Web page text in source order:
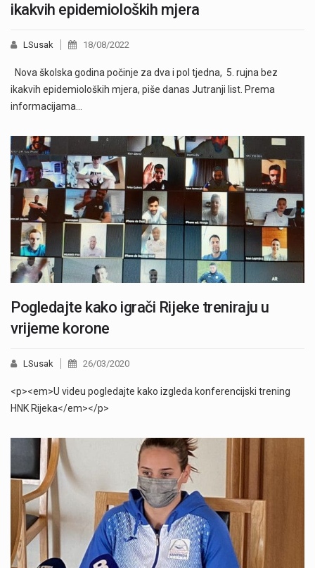
ikakvih epidemioloških mjera
LSusak 18/08/2022
Nova školska godina počinje za dva i pol tjedna, 5. rujna bez
ikakvih epidemioloških mjera, piše danas Jutranji list. Prema
informacijama…
Pogledajte kako igrači Rijeke treniraju u
vrijeme korone
LSusak 26/03/2020
<p><em>U videu pogledajte kako izgleda konferencijski trening